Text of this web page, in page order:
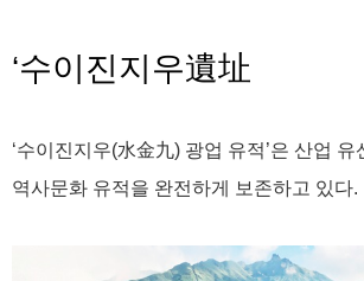
‘수이진지우遺址
‘수이진지우(水金九) 광업 유적’은 산업
역사문화 유적을 완전하게 보존하고 있다.